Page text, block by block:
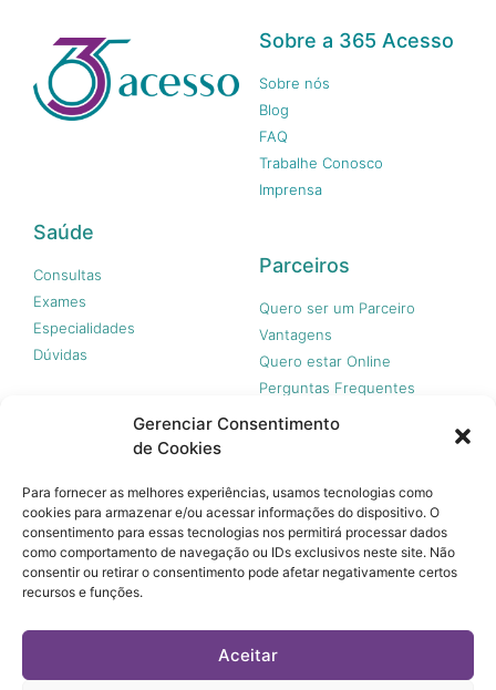
Gerenciar Consentimento
de Cookies
Para fornecer as melhores experiências, usamos tecnologias como
cookies para armazenar e/ou acessar informações do dispositivo. O
consentimento para essas tecnologias nos permitirá processar dados
como comportamento de navegação ou IDs exclusivos neste site. Não
consentir ou retirar o consentimento pode afetar negativamente certos
recursos e funções.
Aceitar
Sobre a 365 Acesso
Sobre nós
Blog
FAQ
Trabalhe Conosco
Imprensa
Saúde
Consultas
Exames
Especialidades
Dúvidas
Parceiros
Quero ser um Parceiro
Vantagens
Quero estar Online
Perguntas Frequentes
cobertura financeira de riscos e de custos assistenciais à
saúde. Você paga apenas quando usar, sem taxa de adesão,